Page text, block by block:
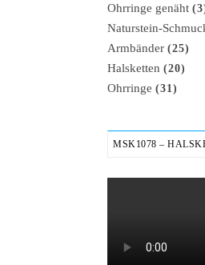
Ohrringe genäht
Naturstein-
Armbänder (25)
Halsketten (20)
Ohrringe (31)
MSK1078 –